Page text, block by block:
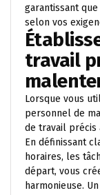
garantissant
selon vos
travail
Lorsque vous
personnel de
de travail précis
En définissant
horaires, les
départ, vous
harmonieuse.